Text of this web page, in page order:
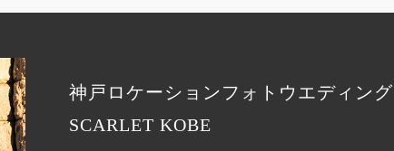
神戸ロケーションフォトウエディング
SCARLET KOBE